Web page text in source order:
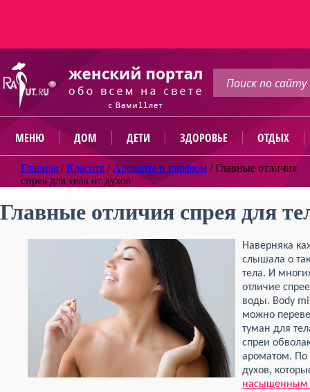
МЕНЮ ДОМ ДЕТИ ЗДОРОВЬЕ ОТДЫХ
Главная /Красота / Ароматы и парфюм /Главные отличия
спрея для тела от духов
Главные отличия спрея для
Наверняка
слышала о
тела. И
отличие
воды. Body
можно
туман для
спреи
ароматом. По
духов,
насыщенным